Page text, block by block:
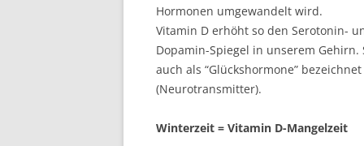
Hormonen umgewandelt wird.
Vitamin D erhöht so den Serotonin-
Dopamin-Spiegel in unserem
auch als “Glückshormone”
(Neurotransmitter).
Winterzeit = Vitamin D-Mangelzeit